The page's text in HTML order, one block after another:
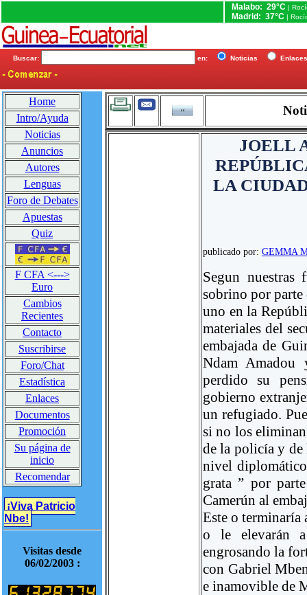
Malabo: 29°C |
Madrid: 37°C |
Buscar: en: Noticias
Home
Intro/Ayuda
Noticias
Anuncios
Autores
Lenguas
Foro de Debates
Apuestas
Quiz
F CFA <--->
Euro
Cambios
Recientes
Contacto
Suscribirse
Foro/Chat
Estadística
Enlaces
Documentos
Promoción
Su página de
inicio
Recomendar
¡Viva Patricio
Nbe!
Visitas desde
06/02/2003 :
JOELL
LA
publicado por: GEMMA
Segun nuestras
sobrino por parte
uno en la
materiales del
embajada de
Ndam Amadou
perdido su
gobierno
un refugiado.
si no los
de la policía y de
nivel
grata ” por
Camerún al
Este o terminaría
o le elevarán
engrosando la
con Gabriel
e inamovible de